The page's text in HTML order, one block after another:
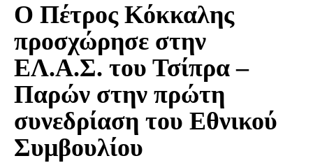
Ο Πέτρος Κόκκαλης
προσχώρησε στην
ΕΛ.Α.Σ. του Τσίπρα –
Παρών στην πρώτη
συνεδρίαση του Εθνικού
Συμβουλίου